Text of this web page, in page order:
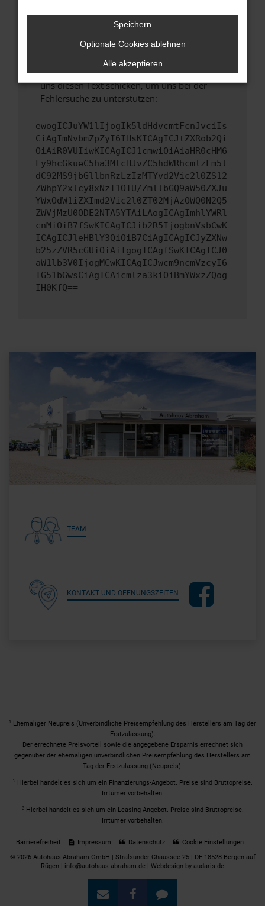
unterstützt werden.
Wenn du alle oben genannten Schritte versucht
hast, kontaktiere uns bitte. Wir werden
versuchen, das Problem zu beheben. Du kannst
uns diesen Text schicken, um uns bei der
Fehlersuche zu unterstützen:
ewogICJuYW1lIjogIk5ldHdvcmtFcnJvciIs
CiAgImNvbmZpZyI6IHsKICAgICJtZXRob2Qi
OiAiR0VUIiwKICAgICJ1cmwiOiAiaHR0cHM6
Ly9hcGkueC5ha3MtcHJvZC5hdWRhcmlzLm5l
dC92MS9jbGllbnRzLzIzMTYvd2Vic2l0ZS12
ZWhpY2xlcy8xNzI1OTU/ZmllbGQ9aW50ZXJu
YWxOdW1iZXImd2Vic2l0ZT02MjAzOWQ0N2Q5
ZWVjMzU0ODE2NTA5YTAiLAogICAgImhlYWRl
cnMiOiB7fSwKICAgICJib2R5IjogbnVsbCwK
ICAgICJleHBlY3QiOiB7CiAgICAgICJyZXNw
b25zZVR5cGUiOiAiIgogICAgfSwKICAgICJ0
aW1lb3V0IjogMCwKICAgICJwcm9ncmVzcyI6
IG51bGwsCiAgICAicmlza3kiOiBmYWxzZQog
IH0KfQ==
TEAM
KONTAKT UND ÖFFNUNGSZEITEN
1
Ehemaliger Neupreis (Unverbindliche Preisempfehlung des Herstellers am Tag der
Erstzulassung).
Der errechnete Preisvorteil sowie die angegebene Ersparnis errechnet sich
gegenüber der ehemaligen unverbindlichen Preisempfehlung des Herstellers am
Tag der Erstzulassung (Neupreis).
2 Hierbei handelt es sich um ein Finanzierungs-Angebot. Preise sind Bruttopreise.
Irrtümer vorbehalten.
3 Hierbei handelt es sich um ein Leasing-Angebot. Preise sind Bruttopreise.
Irrtümer vorbehalten.
Barrierefreiheit Impressum Datenschutz
Cookie Einstellungen
© 2026 Autohaus Abraham GmbH | Stralsunder Chaussee 25 | DE-18528 Bergen auf
Rügen | info@autohaus-abraham.de | Webdesign by audaris.de
Speichern
Optionale Cookies ablehnen
Alle akzeptieren